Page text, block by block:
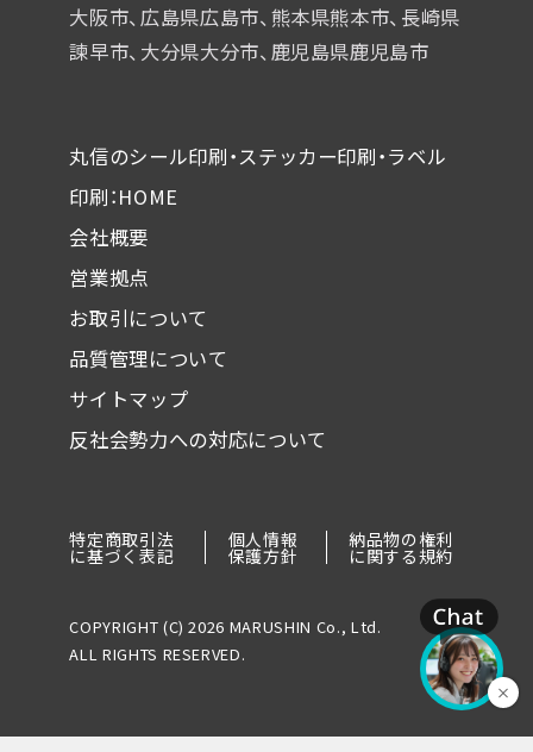
大阪市、広島県広島市、熊本県熊本市、 長崎県
諫早市、大分県大分市、鹿児島県鹿児島市
丸信のシール印刷・ステッカー印刷・ラベル
印刷：HOME
会社概要
営業拠点
お取引について
品質管理について
サイトマップ
反社会勢力への対応について
特定商取引法
に基づく表記
個人情報
保護方針
納品物の権利
に関する規約
COPYRIGHT (C) 2026 MARUSHIN Co., Ltd.
ALL RIGHTS RESERVED.